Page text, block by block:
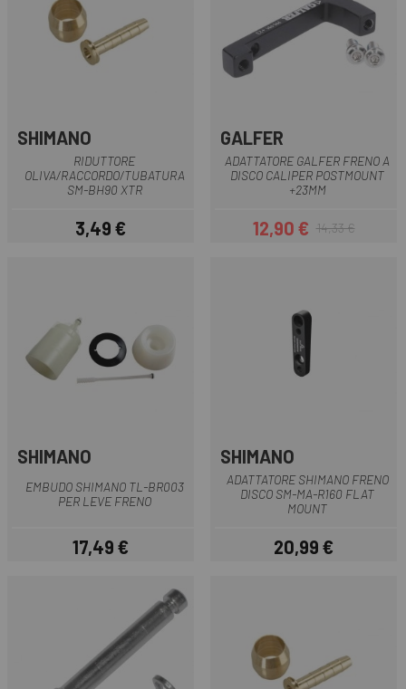
SHIMANO
RIDUTTORE
OLIVA/RACCORDO/TUBATURA
SM-BH90 XTR
Prezzo
3,49 €
GALFER
ADATTATORE GALFER FRENO A
DISCO CALIPER POSTMOUNT
+23MM
Prezzo
12,90 €Prezzo base
14,33 €
SHIMANO
EMBUDO SHIMANO TL-BR003
PER LEVE FRENO
Prezzo
17,49 €
SHIMANO
ADATTATORE SHIMANO FRENO
DISCO SM-MA-R160 FLAT
MOUNT
Prezzo
20,99 €